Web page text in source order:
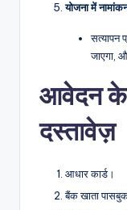
योजनामें
सत्यापन
जाएगा,
आवेदन
दस्तावेज़
आधार कार्ड।
बैंक खाता